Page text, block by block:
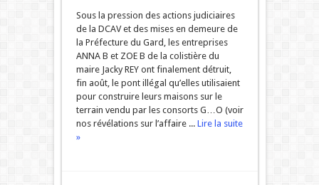
Sous la pression des actions judiciaires
de la DCAV et des mises en demeure de
la Préfecture du Gard, les entreprises
ANNA B et ZOE B de la colistière du
maire Jacky REY ont finalement détruit,
fin août, le pont illégal qu’elles utilisaient
pour construire leurs maisons sur le
terrain vendu par les consorts G…O (voir
nos révélations sur l’affaire ... Lire la suite
»